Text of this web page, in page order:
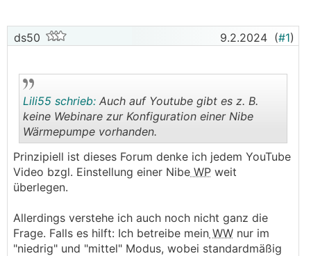
ds50 9.2.2024 (#1)
..
Lili55 schrieb: Auch auf Youtube gibt es z. B.
keine Webinare zur Konfiguration einer Nibe
Wärmepumpe vorhanden.
Prinzipiell ist dieses Forum denke ich jedem YouTube
Video bzgl. Einstellung einer Nibe WP weit
überlegen.
Allerdings verstehe ich auch noch nicht ganz die
Frage. Falls es hilft: Ich betreibe mein WW nur im
"niedrig" und "mittel" Modus, wobei standardmäßig